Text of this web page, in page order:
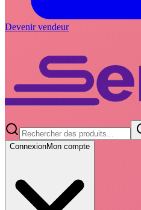
Devenir vendeur
ConnexionMon compte